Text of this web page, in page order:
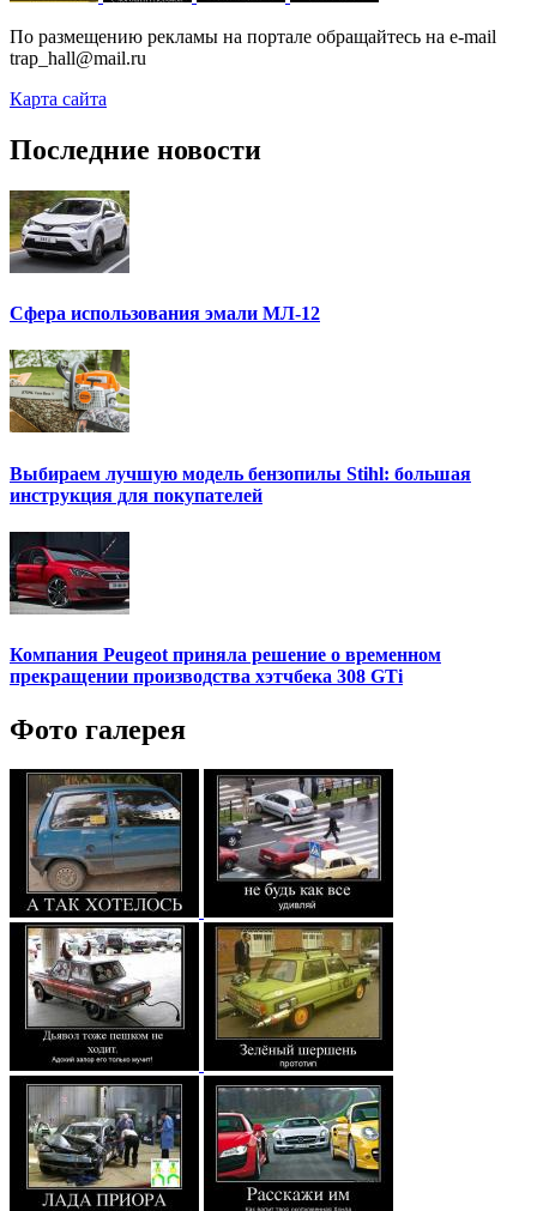
По размещению рекламы на портале обращайтесь на e-mail
trap_hall@mail.ru
Карта сайта
Последние новости
Сфера использования эмали МЛ-12
Выбираем лучшую модель бензопилы Stihl: большая
инструкция для покупателей
Компания Peugeot приняла решение о временном
прекращении производства хэтчбека 308 GTi
Фото галерея